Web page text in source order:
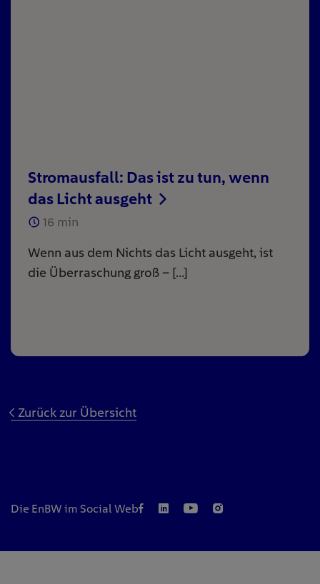
Stromausfall: Das ist zu tun, wenn
das Licht ausgeht
16 min
Wenn aus dem Nichts das Licht ausgeht, ist
die Überraschung groß – […]
Zurück zur Übersicht
Die EnBW im Social Web